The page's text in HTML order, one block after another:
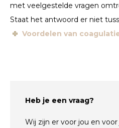
met veelgestelde vragen
Staat het antwoord er niet
Voordelen van
Heb je een vraag?
Wij zijn er voor jou en